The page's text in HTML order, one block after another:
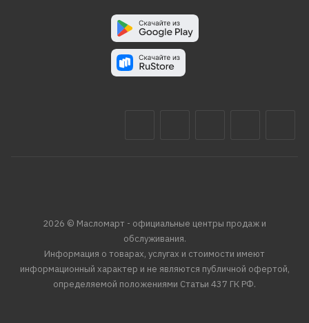
2026 © Масломарт - официальные центры продаж и
обслуживания.
Информация о товарах, услугах и стоимости имеют
информационный характер и не являются публичной офертой,
определяемой положениями Статьи 437 ГК РФ.